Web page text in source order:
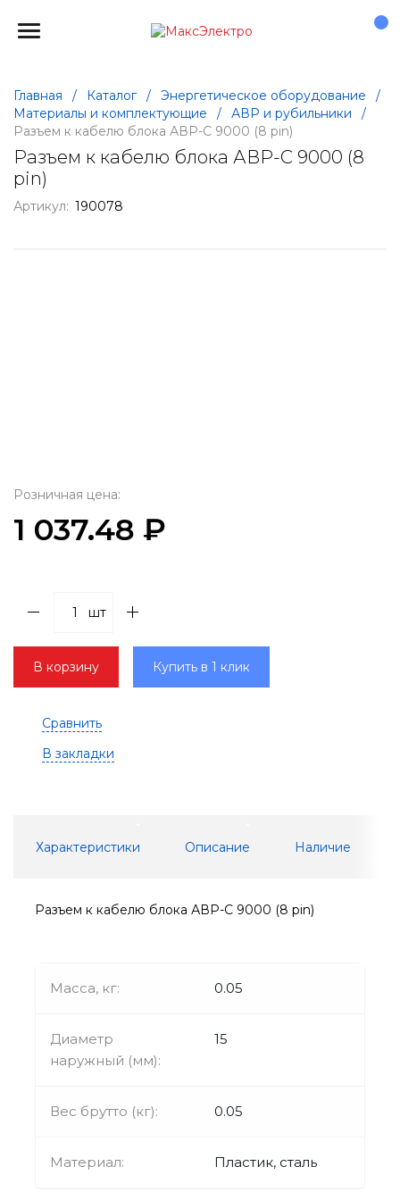
Главная / Каталог / Энергетическое оборудование
/
Материалы и комплектующие
/ АВР и рубильники
/
Разъем к кабелю блока АВР-С 9000 (8 pin)
Разъем к кабелю блока АВР-С 9000 (8
pin)
Артикул: 190078
Розничная цена:
1 037.48 ₽
шт
В корзину Купить в 1 клик
Сравнить
В закладки
Характеристики Описание Наличие
Разъем к кабелю блока АВР-С 9000 (8 pin)
Масса, кг: 0.05
Диаметр
наружный (мм):
15
Вес брутто (кг): 0.05
Материал: Пластик, сталь